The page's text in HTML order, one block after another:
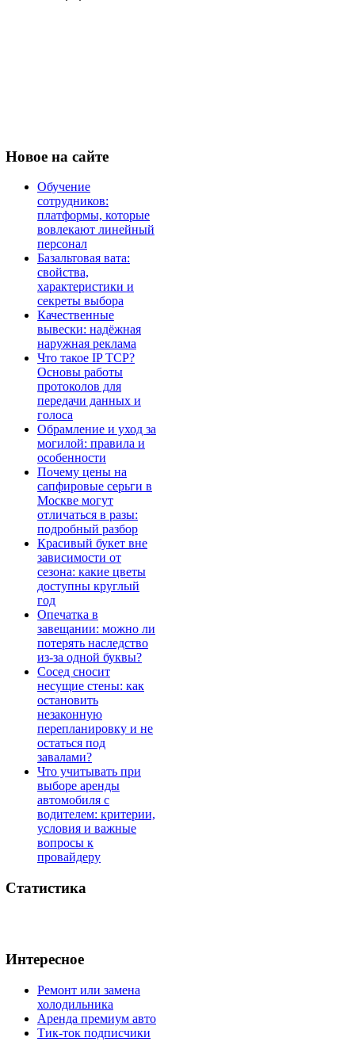
Новое на сайте
Обучение
сотрудников:
платформы, которые
вовлекают линейный
персонал
Базальтовая вата:
свойства,
характеристики и
секреты выбора
Качественные
вывески: надёжная
наружная реклама
Что такое IP TCP?
Основы работы
протоколов для
передачи данных и
голоса
Обрамление и уход за
могилой: правила и
особенности
Почему цены на
сапфировые серьги в
Москве могут
отличаться в разы:
подробный разбор
Красивый букет вне
зависимости от
сезона: какие цветы
доступны круглый
год
Опечатка в
завещании: можно ли
потерять наследство
из-за одной буквы?
Сосед сносит
несущие стены: как
остановить
незаконную
перепланировку и не
остаться под
завалами?
Что учитывать при
выборе аренды
автомобиля с
водителем: критерии,
условия и важные
вопросы к
провайдеру
Статистика
Интересное
Ремонт или замена
холодильника
Аренда премиум авто
Тик-ток подписчики